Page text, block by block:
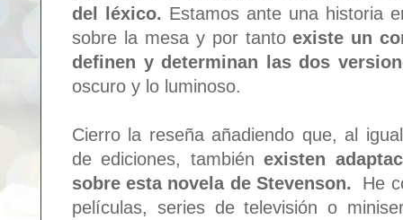
del léxico. Estamos ante una historia
sobre la mesa y por tantoexiste un
definen y determinan las dos
oscuro y lo luminoso.
Cierro la reseña añadiendo que, al
de ediciones, tambiénexisten
sobre esta novela de Stevenson. He
películas, series de televisión o